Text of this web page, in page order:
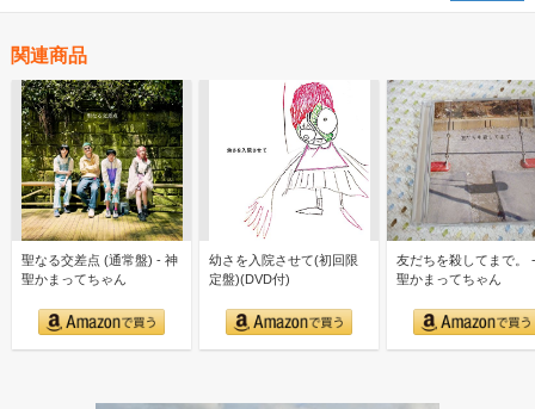
関連商品
聖なる交差点 (通常盤) - 神
聖かまってちゃん
幼さを入院させて(初回限
定盤)(DVD付)
友だちを殺してまで。
聖かまってちゃん